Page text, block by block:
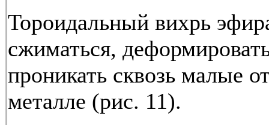
Тороидальный вихрь
сжиматься,
проникать сквозь малые
металле (рис. 11).